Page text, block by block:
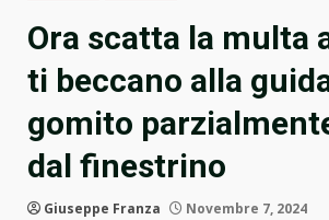
Ora scatta la multa
ti beccano alla
gomito
dal finestrino
Giuseppe Franza Novembre 7, 2024